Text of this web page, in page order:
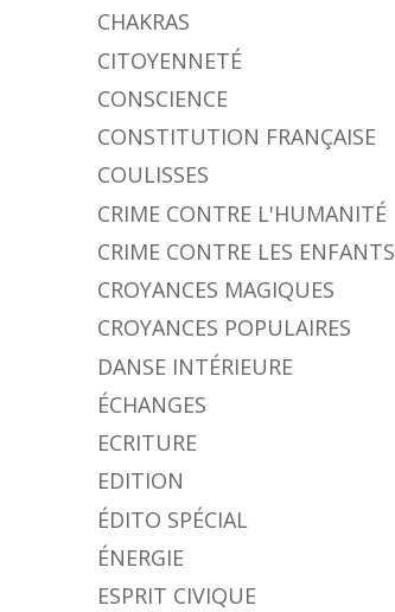
CHAKRAS
CITOYENNETÉ
CONSCIENCE
CONSTITUTION FRANÇAISE
COULISSES
CRIME CONTRE L'HUMANITÉ
CRIME CONTRE LES ENFANTS
CROYANCES MAGIQUES
CROYANCES POPULAIRES
DANSE INTÉRIEURE
ÉCHANGES
ECRITURE
EDITION
ÉDITO SPÉCIAL
ÉNERGIE
ESPRIT CIVIQUE